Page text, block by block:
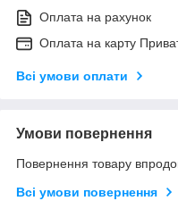
Оплата на рахунок
Оплата на карту
Всі умови оплати
Умови повернення
Повернення товару
Всі умови повернення